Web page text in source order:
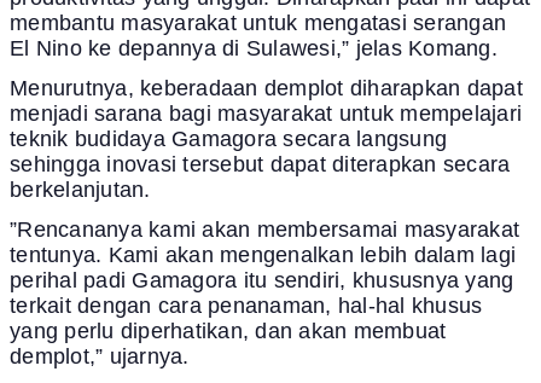
membantu masyarakat untuk mengatasi serangan
El Nino ke depannya di Sulawesi,” jelas Komang.
Menurutnya, keberadaan demplot diharapkan dapat
menjadi sarana bagi masyarakat untuk mempelajari
teknik budidaya Gamagora secara langsung
sehingga inovasi tersebut dapat diterapkan secara
berkelanjutan.
”Rencananya kami akan membersamai masyarakat
tentunya. Kami akan mengenalkan lebih dalam lagi
perihal padi Gamagora itu sendiri, khususnya yang
terkait dengan cara penanaman, hal-hal khusus
yang perlu diperhatikan, dan akan membuat
demplot,” ujarnya.